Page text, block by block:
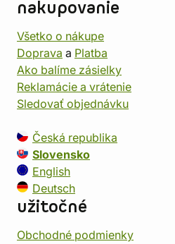
nakupovanie
Všetko o nákupe
Doprava a Platba
Ako balíme zásielky
Reklamácie a vrátenie
Sledovať objednávku
Česká republika
Slovensko
English
Deutsch
užitočné
Obchodné podmienky